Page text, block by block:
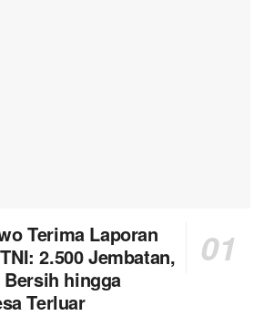
Terima Laporan
2.500 Jembatan,
hingga
Terluar